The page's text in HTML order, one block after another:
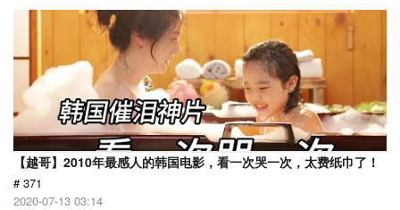
【越哥】2010年最感人的韩国电影，看一次哭一次，太费纸巾了！
# 371
2020-07-13 03:14